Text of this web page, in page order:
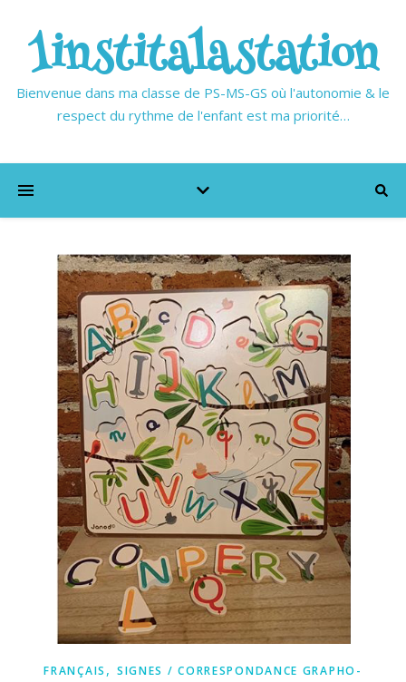
1institalastation
Bienvenue dans ma classe de PS-MS-GS où l'autonomie & le
respect du rythme de l'enfant est ma priorité…
FRANÇAIS , SIGNES / CORRESPONDANCE GRAPHO-